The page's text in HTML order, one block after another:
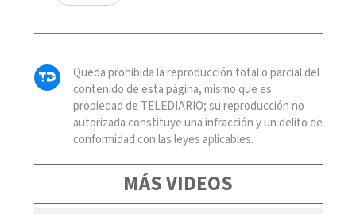
Queda prohibida la reproducción total o parcial del
contenido de esta página, mismo que es
propiedad de TELEDIARIO; su reproducción no
autorizada constituye una infracción y un delito de
conformidad con las leyes aplicables.
MÁS VIDEOS